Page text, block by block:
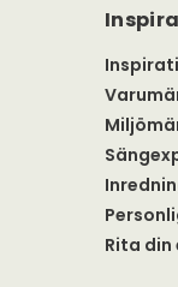
Rita din